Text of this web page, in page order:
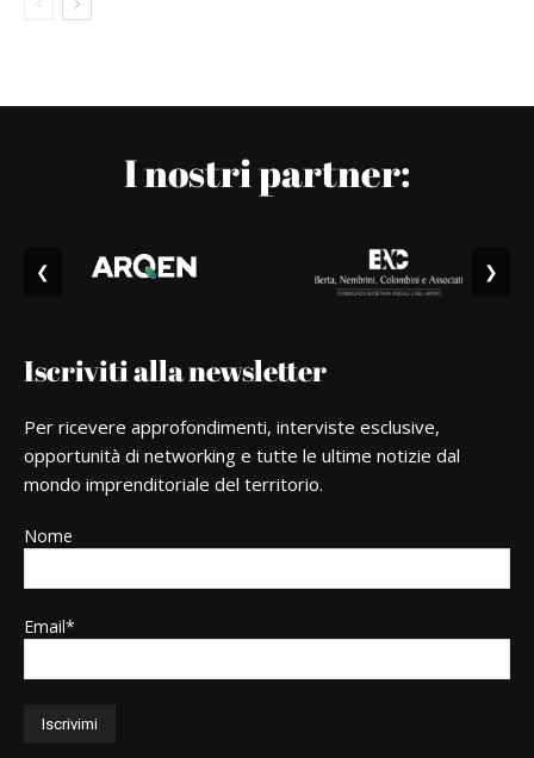
I nostri partner:
❮ ❯
Iscriviti alla newsletter
Per ricevere approfondimenti, interviste esclusive,
opportunità di networking e tutte le ultime notizie dal
mondo imprenditoriale del territorio.
Nome
Email*